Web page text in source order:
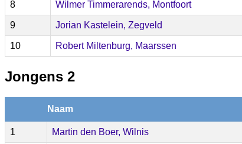
8 Wilmer Timmerarends, Montfoort
9 Jorian Kastelein, Zegveld
10 Robert Miltenburg, Maarssen
Jongens 2
Naam
1 Martin den Boer, Wilnis